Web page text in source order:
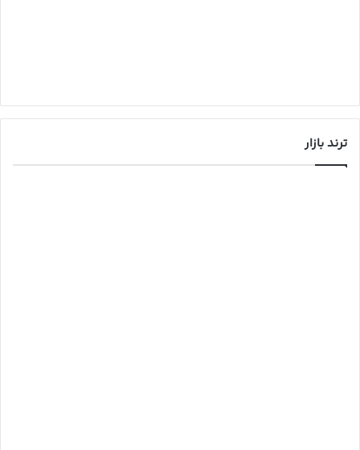
ترند بازار